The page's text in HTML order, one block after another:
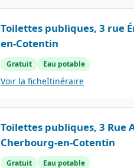
Toilettes publiques, 3 rue
en-Cotentin
Gratuit Eau potable
Voir la ficheItinéraire
Toilettes publiques, 3 Rue
Cherbourg-en-Cotentin
Gratuit Eau potable